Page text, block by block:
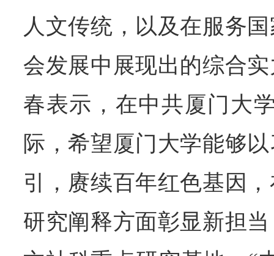
人文传统，以及在服务
会发展中展现出的综合
春表示，在中共厦门大
际，希望厦门大学能够
引，赓续百年红色基因
研究阐释方面彰显新担